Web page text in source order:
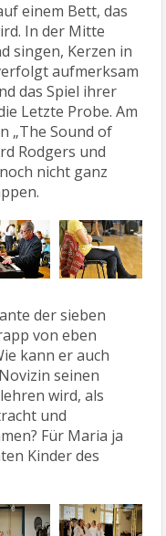
einem Bett, das
In der Mitte
singen, Kerzen in
aufmerksam
das Spiel ihrer
Letzte Probe. Am
„The Sound of
Rodgers und
nicht ganz
der sieben
von eben
kann er auch
seinen
wird, als
und
Für Maria ja
Kinder des